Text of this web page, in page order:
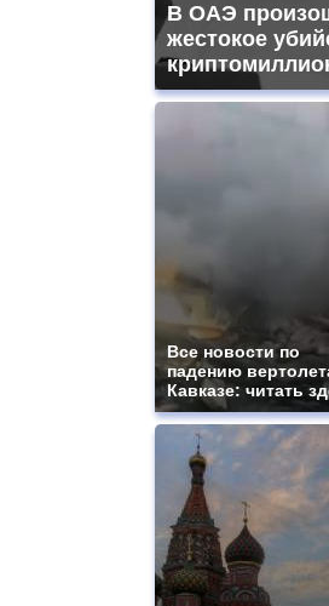
В ОАЭ
жестокое
Все новости по
падению
Кавказе: читать